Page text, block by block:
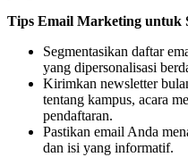
Tips Email Marketing untuk
Segmentasikan daftar
yang dipersonalisasi
Kirimkan newsletter
tentang kampus, acara
pendaftaran.
Pastikan email Anda
dan isi yang informatif.